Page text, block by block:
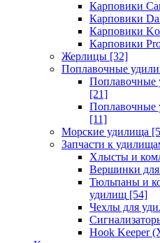
Карповики
Карповики
Карповики
Карповики
Жерлицы [32]
Поплавочные
Поплавочные
[21]
Поплавочные
[11]
Морские удилища
Запчасти к
Хлысты и
Вершинки для
Тюльпаны и
удилищ [54]
Чехлы для
Hook Keeper